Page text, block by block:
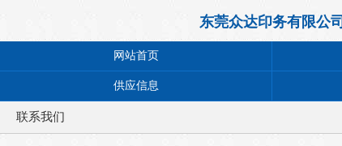
东莞众达印务有限公司
网站首页
供应信息
联系我们